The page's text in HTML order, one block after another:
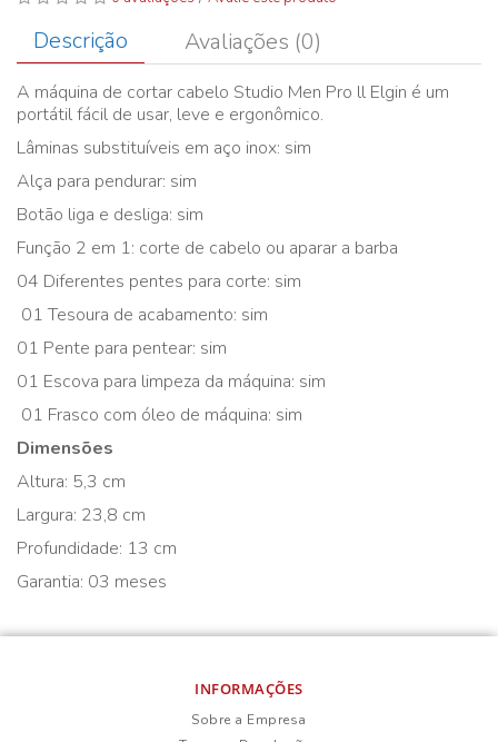
Descrição Avaliações (0)
A máquina de cortar cabelo Studio Men Pro ll Elgin é um
portátil fácil de usar, leve e ergonômico.
Lâminas substituíveis em aço inox: sim
Alça para pendurar: sim
Botão liga e desliga: sim
Função 2 em 1: corte de cabelo ou aparar a barba
04 Diferentes pentes para corte: sim
01 Tesoura de acabamento: sim
01 Pente para pentear: sim
01 Escova para limpeza da máquina: sim
01 Frasco com óleo de máquina: sim
Dimensões
Altura: 5,3 cm
Largura: 23,8 cm
Profundidade: 13 cm
Garantia: 03 meses
INFORMAÇÕES
Sobre a Empresa